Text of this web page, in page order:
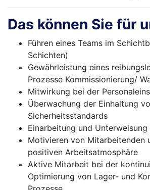
Das können Sie für
Führen eines Teams im
Schichten)
Gewährleistung eines
Prozesse Kommissionierung/
Mitwirkung bei der
Überwachung der Einhaltung
Sicherheitsstandards
Einarbeitung und
Motivieren von Mitarbeitenden
positiven Arbeitsatmosphäre
Aktive Mitarbeit bei der
Optimierung von Lager- und